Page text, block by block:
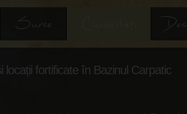
Surse
locații fortificate în Bazinul Carpatic